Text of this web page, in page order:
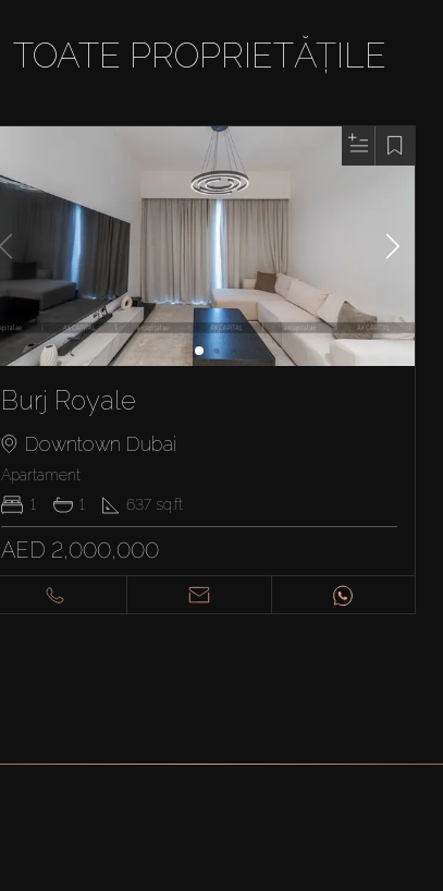
TOATE PROPRIETĂȚILE
Burj Royale
Downtown Dubai
Apartament
1
1 637 sq.ft
AED 2,000,000